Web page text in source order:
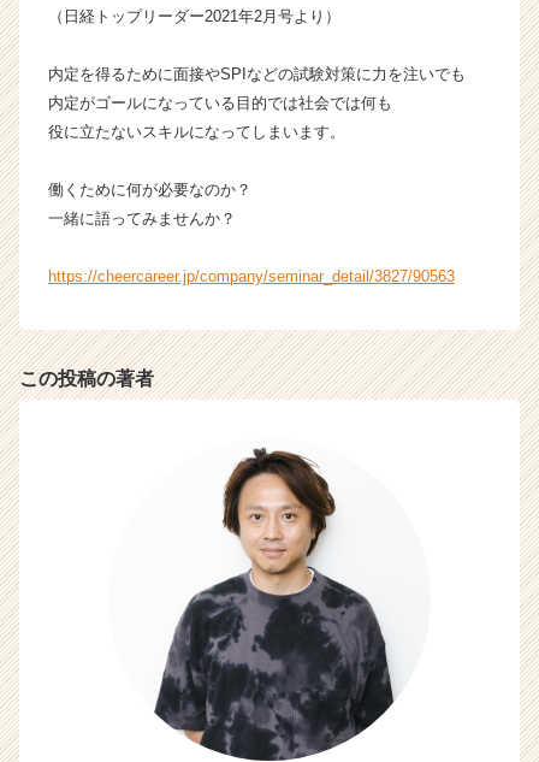
ャ
成
長
業
ら
ス
ウ
就
ャ
リ
ア
（C
h
e
e
（日経トップリーダー2021年2月号より）
内定を得るために面接やSPIなどの試験対策に力を注いでも
内定がゴールになっている目的では社会では何も
役に立たないスキルになってしまいます。
働くために何が必要なのか？
一緒に語ってみませんか？
https://cheercareer.jp/company/seminar_detail/3827/90563
この投稿の著者